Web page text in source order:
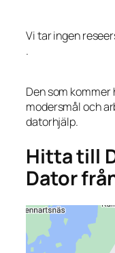
Vi tar ingen
.
Den som kommer
modersmål och
datorhjälp.
Hitta till
Dator